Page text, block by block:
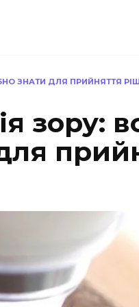
ЗНАТИ ДЛЯ ПРИЙНЯТТЯ
зору: